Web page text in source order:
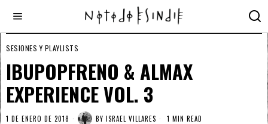
SESIONES Y PLAYLISTS
IBUPOPFRENO & ALMAX
EXPERIENCE VOL. 3
1 DE ENERO DE 2018 BY ISRAEL VILLARES 1 MIN READ